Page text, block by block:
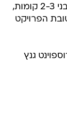
כיום, מצויים במתחם שני מבני מגורים בני 2-3 קומות,
לטובת הפרויקט
גנץ